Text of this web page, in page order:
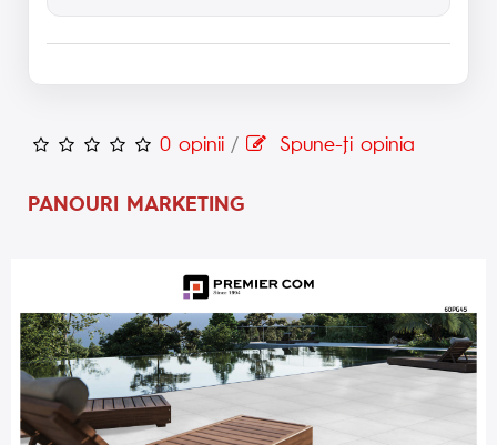
0 opinii / Spune-ţi opinia
PANOURI MARKETING